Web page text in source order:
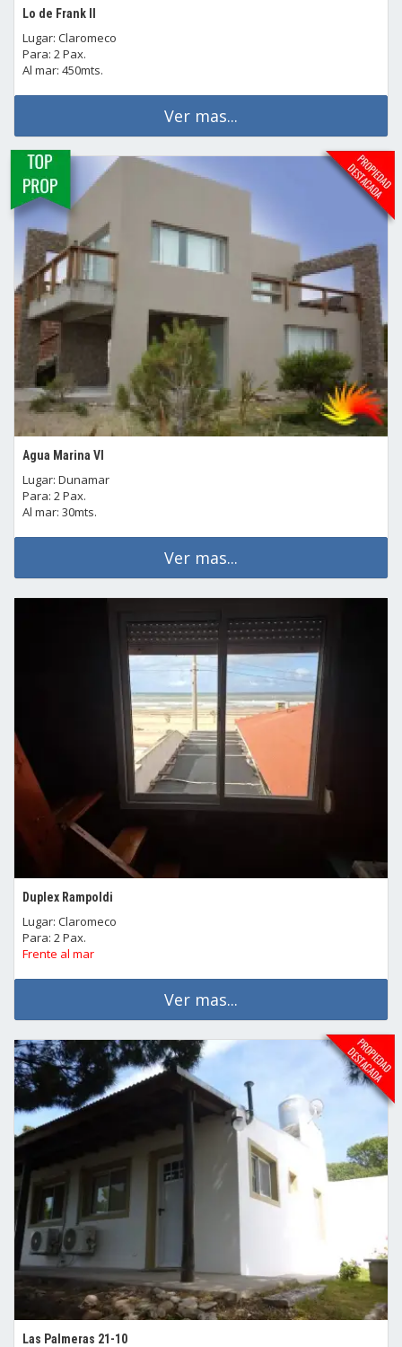
Lo de Frank II
Lugar: Claromeco
Para: 2 Pax.
Al mar: 450mts.
Ver mas...
Agua Marina VI
Lugar: Dunamar
Para: 2 Pax.
Al mar: 30mts.
Ver mas...
Duplex Rampoldi
Lugar: Claromeco
Para: 2 Pax.
Frente al mar
Ver mas...
Las Palmeras 21-10